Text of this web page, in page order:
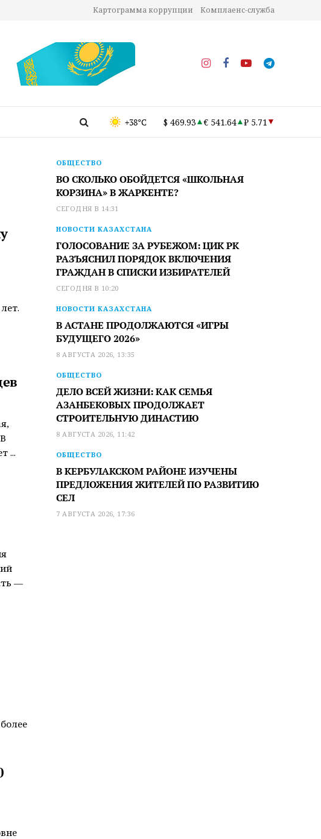
Картограмма коррупции Комплаенс-служба
+38°C $ 469.93 € 541.64 ₽ 5.71
...
—
ОБЩЕСТВО
ВО СКОЛЬКО ОБОЙДЕТСЯ «ШКОЛЬНАЯ
КОРЗИНА» В ЖАРКЕНТЕ?
СЕГОДНЯ В 14:31
НОВОСТИ КАЗАХСТАНА
ГОЛОСОВАНИЕ ЗА РУБЕЖОМ: ЦИК РК
РАЗЪЯСНИЛ ПОРЯДОК ВКЛЮЧЕНИЯ
ГРАЖДАН В СПИСКИ ИЗБИРАТЕЛЕЙ
СЕГОДНЯ В 10:20
НОВОСТИ КАЗАХСТАНА
В АСТАНЕ ПРОДОЛЖАЮТСЯ «ИГРЫ
БУДУЩЕГО 2026»
8 АВГУСТА 2026, 13:35
ОБЩЕСТВО
ДЕЛО ВСЕЙ ЖИЗНИ: КАК СЕМЬЯ
АЗАНБЕКОВЫХ ПРОДОЛЖАЕТ
СТРОИТЕЛЬНУЮ ДИНАСТИЮ
8 АВГУСТА 2026, 11:42
ОБЩЕСТВО
В КЕРБУЛАКСКОМ РАЙОНЕ ИЗУЧЕНЫ
ПРЕДЛОЖЕНИЯ ЖИТЕЛЕЙ ПО РАЗВИТИЮ
СЕЛ
7 АВГУСТА 2026, 17:36